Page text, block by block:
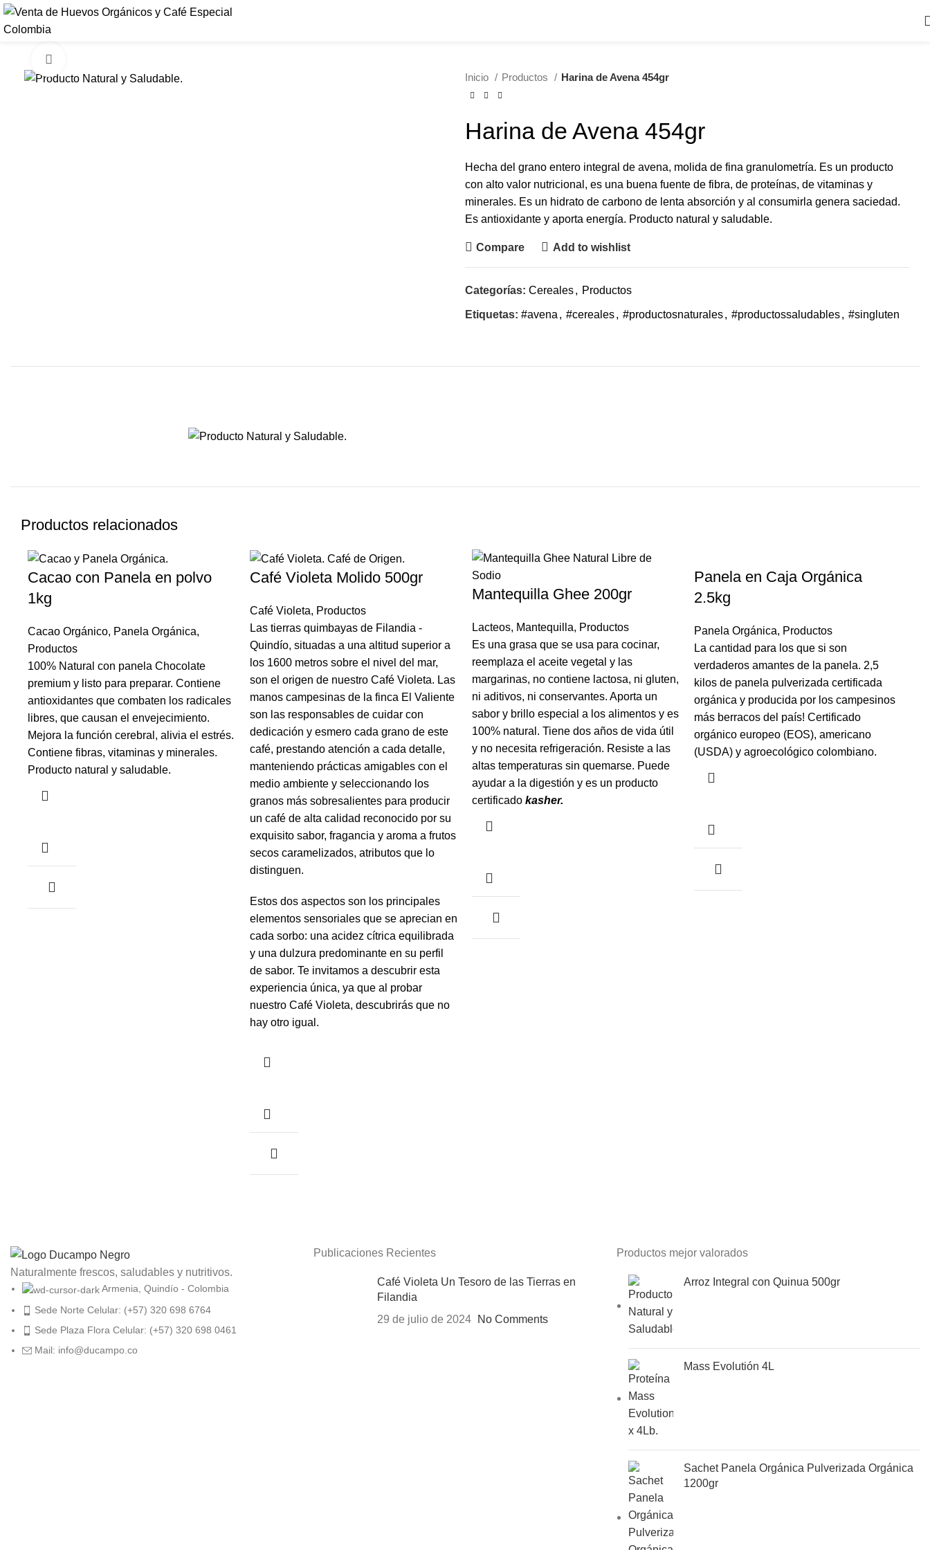
Inicio Productos Harina de Avena 454gr
Harina de Avena 454gr
Hecha del grano entero integral de avena, molida de fina granulometría. Es un producto
con alto valor nutricional, es una buena fuente de fibra, de proteínas, de vitaminas y
minerales. Es un hidrato de carbono de lenta absorción y al consumirla genera saciedad.
Es antioxidante y aporta energía. Producto natural y saludable.
Compare Add to wishlist
Categorías: Cereales, Productos
Etiquetas: #avena , #cereales, #productosnaturales, #productossaludables, #singluten
Productos relacionados
Cacao con Panela en polvo
1kg
Cacao Orgánico, Panela Orgánica,
Productos
100% Natural con panela Chocolate
premium y listo para preparar. Contiene
antioxidantes que combaten los radicales
libres, que causan el envejecimiento.
Mejora la función cerebral, alivia el estrés.
Contiene fibras, vitaminas y minerales.
Producto natural y saludable.
Café Violeta Molido 500gr
Café Violeta, Productos
Las tierras quimbayas de Filandia -
Quindío, situadas a una altitud superior a
los 1600 metros sobre el nivel del mar,
son el origen de nuestro Café Violeta. Las
manos campesinas de la finca El Valiente
son las responsables de cuidar con
dedicación y esmero cada grano de este
café, prestando atención a cada detalle,
manteniendo prácticas amigables con el
medio ambiente y seleccionando los
granos más sobresalientes para producir
un café de alta calidad reconocido por su
exquisito sabor, fragancia y aroma a frutos
secos caramelizados, atributos que lo
distinguen.
Estos dos aspectos son los principales
elementos sensoriales que se aprecian en
cada sorbo: una acidez cítrica equilibrada
y una dulzura predominante en su perfil
de sabor. Te invitamos a descubrir esta
experiencia única, ya que al probar
nuestro Café Violeta, descubrirás que no
hay otro igual.
Mantequilla Ghee 200gr
Lacteos, Mantequilla, Productos
Es una grasa que se usa para cocinar,
reemplaza el aceite vegetal y las
margarinas, no contiene lactosa, ni gluten,
ni aditivos, ni conservantes. Aporta un
sabor y brillo especial a los alimentos y es
100% natural. Tiene dos años de vida útil
y no necesita refrigeración. Resiste a las
altas temperaturas sin quemarse. Puede
ayudar a la digestión y es un producto
certificado kasher.
Panela en Caja Orgánica
2.5kg
Panela Orgánica, Productos
La cantidad para los que si son
verdaderos amantes de la panela. 2,5
kilos de panela pulverizada certificada
orgánica y producida por los campesinos
más berracos del país! Certificado
orgánico europeo (EOS), americano
(USDA) y agroecológico colombiano.
Naturalmente frescos, saludables y nutritivos.
Armenia, Quindío - Colombia
Sede Norte Celular: (+57) 320 698 6764
Sede Plaza Flora Celular: (+57) 320 698 0461
Mail: info@ducampo.co
Publicaciones Recientes
Café Violeta Un Tesoro de las Tierras en
Filandia
29 de julio de 2024
No Comments
Productos mejor valorados
Arroz Integral con Quinua 500gr
Mass Evolutión 4L
Sachet Panela Orgánica Pulverizada Orgánica
1200gr